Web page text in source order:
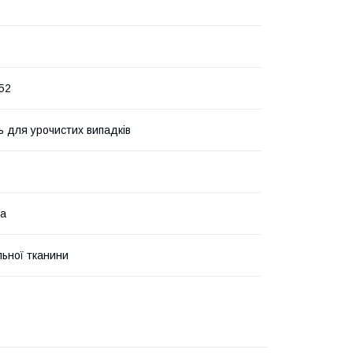
для урочистих випадків
тканини